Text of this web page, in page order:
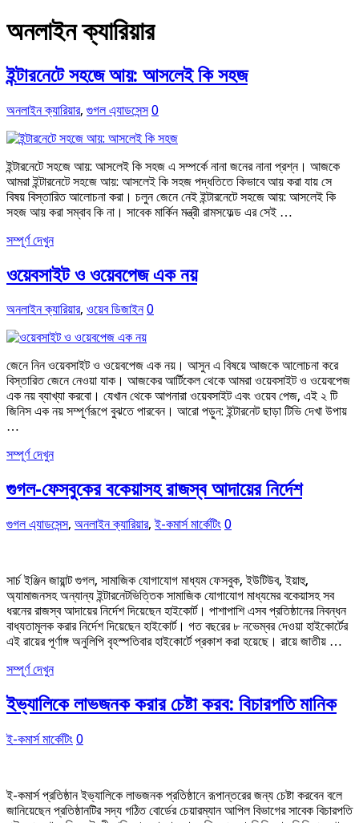
অনলাইন ক্যারিয়ার
ইন্টারনেটে সহজে আয়: আসলেই কি সহজ
অনলাইন ক্যারিয়ার, গুগল এ্যাডসেন্স 0
ইন্টারনেটে সহজে আয়: আসলেই কি সহজ এ সম্পর্কে নানা জনের নানা প্রশ্ন। আজকে
আমরা ইন্টারনেটে সহজে আয়: আসলেই কি সহজ পদ্ধতিতে কিভাবে আয় করা যায় সে
বিষয় বিস্তারিত আলোচনা করা। চলুন জেনে নেই ইন্টারনেটে সহজে আয়: আসলেই কি
সহজ আয় করা সম্বাব কি না। সাবেক মার্কিন মন্ত্রী রামসফেল্ড এর সেই …
সম্পূর্ণ দেখুন
ওয়েবসাইট ও ওয়েবপেজ এক নয়
অনলাইন ক্যারিয়ার, ওয়েব ডিজাইন 0
জেনে নিন ওয়েবসাইট ও ওয়েবপেজ এক নয়। আসুন এ বিষয়ে আজকে আলোচনা করে
বিস্তারিত জেনে নেওয়া যাক। আজকের আর্টিকেল থেকে আমরা ওয়েবসাইট ও ওয়েবপেজ
এক নয় ব্যাখ্যা করবো। যেখান থেকে আপনারা ওয়েবসাইট এবং ওয়েব পেজ, এই ২ টি
জিনিস এক নয় সম্পূর্ণরূপে বুঝতে পারবেন। আরো পড়ুন: ইন্টারনেট ছাড়া টিভি দেখা উপায়
…
সম্পূর্ণ দেখুন
গুগল-ফেসবুকের বকেয়াসহ রাজস্ব আদায়ের নির্দেশ
গুগল এ্যাডসেন্স, অনলাইন ক্যারিয়ার,ই-কমার্স মার্কেটিং 0
সার্চ ইঞ্জিন জায়ান্ট গুগল, সামাজিক যোগাযোগ মাধ্যম ফেসবুক, ইউটিউব, ইয়াহু,
অ্যামাজনসহ অন্যান্য ইন্টারনেটভিত্তিক সামাজিক যোগাযোগ মাধ্যমের বকেয়াসহ সব
ধরনের রাজস্ব আদায়ের নির্দেশ দিয়েছেন হাইকোর্ট। পাশাপাশি এসব প্রতিষ্ঠানের নিবন্ধন
বাধ্যতামূলক করার নির্দেশ দিয়েছেন হাইকোর্ট। গত বছরের ৮ নভেম্বর দেওয়া হাইকোর্টের
এই রায়ের পূর্ণাঙ্গ অনুলিপি বৃহস্পতিবার হাইকোর্টে প্রকাশ করা হয়েছে। রায়ে জাতীয় …
সম্পূর্ণ দেখুন
ইভ্যালিকে লাভজনক করার চেষ্টা করব: বিচারপতি মানিক
ই-কমার্স মার্কেটিং 0
ই-কমার্স প্রতিষ্ঠান ইভ্যালিকে লাভজনক প্রতিষ্ঠানে রূপান্তরের জন্য চেষ্টা করবেন বলে
জানিয়েছেন প্রতিষ্ঠানটির সদ্য গঠিত বোর্ডের চেয়ারম্যান আপিল বিভাগের সাবেক বিচারপতি